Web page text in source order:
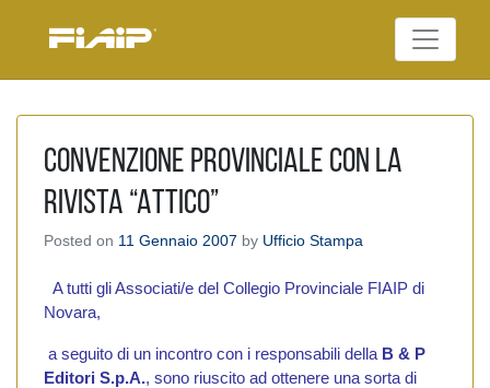
Federazione Italiana
Convenzione provinciale con la
rivista “Attico”
Posted on 11 Gennaio 2007 by Ufficio Stampa
A tutti gli Associati/e del Collegio Provinciale FIAIP di
Novara,
a seguito di un incontro con i responsabili della B & P
Editori S.p.A., sono riuscito ad ottenere una sorta di